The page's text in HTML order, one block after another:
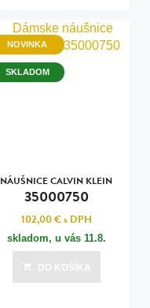
NOVINKA
SKLADOM
NÁUŠNICE CALVIN KLEIN
35000750
102,00 €s DPH
skladom, u vás 11.8.
DO KOŠÍKA